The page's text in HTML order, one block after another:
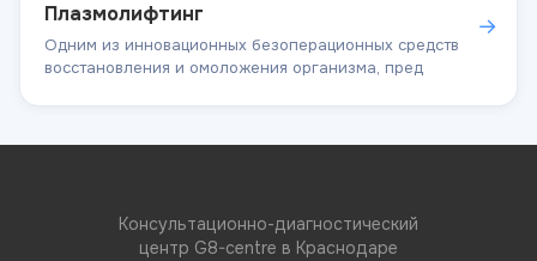
Плазмолифтинг
Одним из инновационных безоперационных средств
восстановления и омоложения организма, пред
→
Консультационно-диагностический
центр G8-centre в Краснодаре